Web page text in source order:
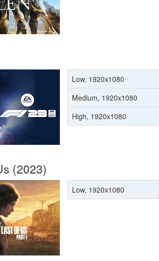
Low, 1920x1080
Medium, 1920x1080
High, 1920x1080
(2023)
Low, 1920x1080